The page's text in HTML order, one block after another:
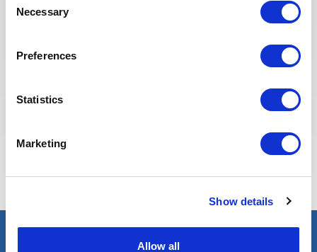
Selection
Necessary
Preferences
Statistics
Marketing
Show details
Allow all